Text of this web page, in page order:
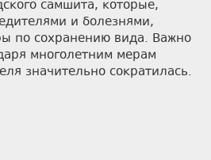
самшита, которые,
и болезнями,
по сохранению вида. Важно
многолетним мерам
значительно сократилась.